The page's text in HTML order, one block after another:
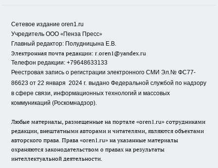
Сетевое издание oren1.ru
Учредитель ООО «Пенза Пресс»
Главный редактор: Полудницына Е.В.
Электронная почта редакции: r.oren1@yandex.ru
Телефон редакции: +79648633133
Реестровая запись о регистрации электронного СМИ Эл.№ ФС77-
86623 от 22 января 2024 г. выдано Федеральной службой по надзору
в сфере связи, информационных технологий и массовых
коммуникаций (Роскомнадзор).
Любые материалы, размещенные на портале «oren1.ru» сотрудниками
редакции, внештатными авторами и читателями, являются объектами
авторского права. Права «oren1.ru» на указанные материалы
охраняются законодательством о правах на результаты
интеллектуальной деятельности.